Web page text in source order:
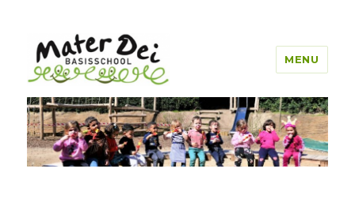
Mater Dei Genk
MENU